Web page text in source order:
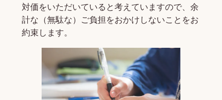
対価をいただいていると考えていますので、余
計な（無駄な）ご負担をおかけしないことをお
約束します。